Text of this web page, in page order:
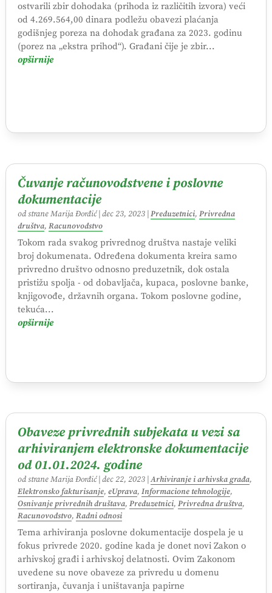
ostvarili zbir dohodaka (prihoda iz različitih izvora) veći
od 4.269.564,00 dinara podležu obavezi plaćanja
godišnjeg poreza na dohodak građana za 2023. godinu
(porez na „ekstra prihod“). Građani čije je zbir...
opširnije
Čuvanje računovodstvene i poslovne
dokumentacije
od straneMarija Đorđić| dec 23, 2023| Preduzetnici, Privredna
društva, Racunovodstvo
Tokom rada svakog privrednog društva nastaje veliki
broj dokumenata. Određena dokumenta kreira samo
privredno društvo odnosno preduzetnik, dok ostala
pristižu spolja - od dobavljača, kupaca, poslovne banke,
knjigovođe, državnih organa. Tokom poslovne godine,
tekuća...
opširnije
Obaveze privrednih subjekata u vezi sa
arhiviranjem elektronske dokumentacije
od 01.01.2024. godine
od straneMarija Đorđić| dec 22, 2023|Arhiviranje i arhivska građa,
Elektronsko fakturisanje, eUprava, Informacione tehnologije,
Osnivanje privrednih društava, Preduzetnici, Privredna društva,
Racunovodstvo, Radni odnosi
Tema arhiviranja poslovne dokumentacije dospela je u
fokus privrede 2020. godine kada je donet novi Zakon o
arhivskoj građi i arhivskoj delatnosti. Ovim Zakonom
uvedene su nove obaveze za privredu u domenu
sortiranja, čuvanja i uništavanja papirne